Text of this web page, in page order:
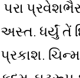
પરા
અસ્ત. ધર્યું તેં
પ્રકાશ.